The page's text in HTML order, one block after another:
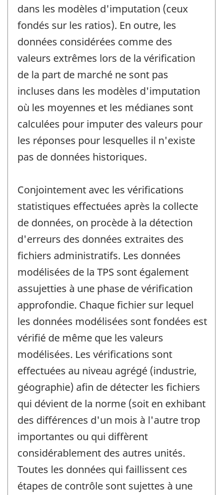
dans les modèles d'imputation (ceux
fondés sur les ratios). En outre, les
données considérées comme des
valeurs extrêmes lors de la vérification
de la part de marché ne sont pas
incluses dans les modèles d'imputation
où les moyennes et les médianes sont
calculées pour imputer des valeurs pour
les réponses pour lesquelles il n'existe
pas de données historiques.
Conjointement avec les vérifications
statistiques effectuées après la collecte
de données, on procède à la détection
d'erreurs des données extraites des
fichiers administratifs. Les données
modélisées de la TPS sont également
assujetties à une phase de vérification
approfondie. Chaque fichier sur lequel
les données modélisées sont fondées est
vérifié de même que les valeurs
modélisées. Les vérifications sont
effectuées au niveau agrégé (industrie,
géographie) afin de détecter les fichiers
qui dévient de la norme (soit en exhibant
des différences d'un mois à l'autre trop
importantes ou qui diffèrent
considérablement des autres unités.
Toutes les données qui faillissent ces
étapes de contrôle sont sujettes à une